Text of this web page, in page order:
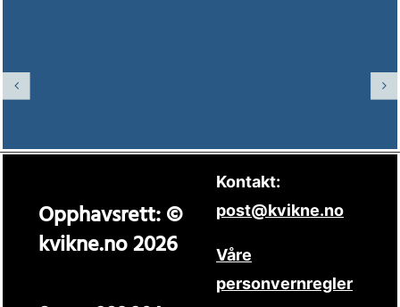
Opphavsrett: ©
kvikne.no 2026
Kontakt:
post@kvikne.no
Våre
personvernregler